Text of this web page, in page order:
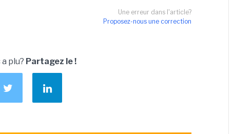
Une erreur dans l'article?
Proposez-nous une correction
plu? Partagez le !